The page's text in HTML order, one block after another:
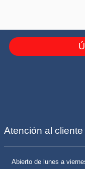
Atención al cliente
Abierto de lunes a